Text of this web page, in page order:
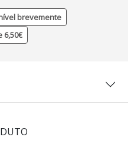
brevemente
6,50€